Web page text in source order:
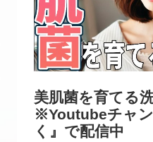
美肌菌を育て
※Youtubeチャ
く』で配信中